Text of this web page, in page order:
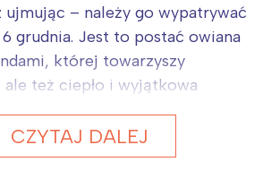
ujmując – należy go wypatrywać
grudnia. Jest to postać owiana
której towarzyszy
też ciepło i wyjątkowa
CZYTAJ DALEJ